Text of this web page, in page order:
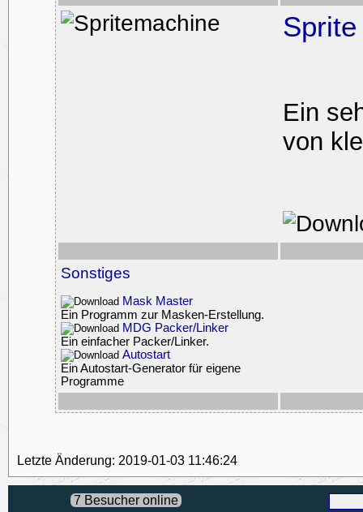
Ein
von
Sonstiges
Mask Master
Ein Programm zur Masken-Erstellung.
MDG Packer/Linker
Ein einfacher Packer/Linker.
Autostart
Ein Autostart-Generator für eigene
Programme
Letzte Änderung: 2019-01-03 11:46:24
7 Besucher online